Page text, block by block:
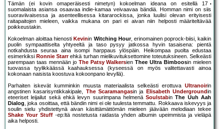
Tämän (ei kovin omaperäisesti nimetyn) kokoelman ideana on esitellä 17
suomalaista asiansa osaavaa indie-kamaa veivaavaa bändiä. Homman nimi on siis
suoraviivaisessa ja asenteellisessa kitararockissa, jonka luulisi olevan erityisesti
raitapaitojen mieleen, vaikka mukana on pari ei aivan niin helposti määriteltävää
poikkeustakin.
Kokoelman aloittaa hienosti Kevinin Witching Hour, erinomainen poprock-biisi, kaikin
puolin sympaattiselta yhtyeeltä ja taso pysyy jatkossa hyvin tasaisena: pientä
notkahdusta seuraa aina isompi harppaus ylöspäin. Heikompaa puolta edustaa
esimerkiksi Ronnie Starrehkä turhan mielikuvituksettomine toteutuksineen. Selkeästi
parempaan taas mennään jo The Patsy WalkersienThee Ultra Bimboosin mieleen
tuovassa tyylikkäässä kaahauksessa (kyseessä on myös valitettavasti ainoa
kokonaan naisista koostuva kokoonpano levyllä).
Parhaiten iskevät kumminkin muusta materiaalista selkeästi erottuva Ultranoirin
angstinen kasarisyntikkakipale, The Scaramangasin ja Elisabeth Undergroundin
eteeriset leijailut sekä ehkä levyn suurimpana helmenäSoulstabinThe Uuh Aah
Dialog, joka osoittaa, että bändin nimi ei ole tuulesta temmattu. Rokkaava iskevyys ja
soulin sielu yhdistettynä aivan käsittämättömän mieleen jäävään melodiaan tekee
Shake Your Stuff -ep:ltä nostetusta raidasta yhden albumin upeimmista ja vieläpä
aika helposti.